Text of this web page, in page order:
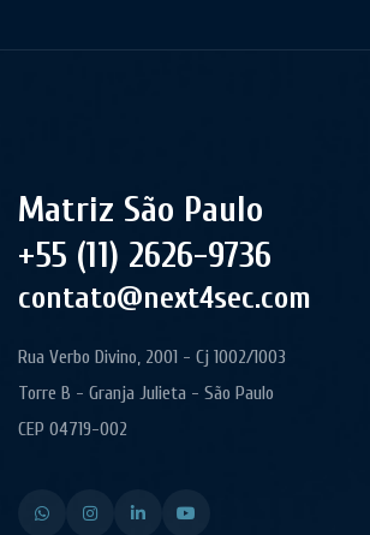
Matriz São Paulo
+55 (11) 2626-9736
contato@next4sec.com
Rua Verbo Divino, 2001 - Cj 1002/1003
Torre B - Granja Julieta - São Paulo
CEP 04719-002